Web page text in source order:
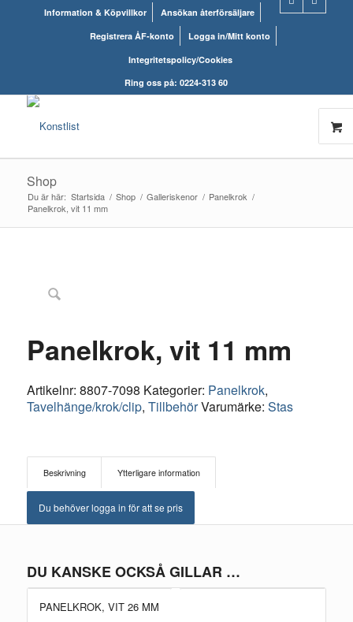
Information & Köpvillkor
Ansökan återförsäljare
Registrera ÅF-konto
Logga in/Mitt konto
Integritetspolicy/Cookies
Ring oss på: 0224-313 60
Shop
Du är här: Startsida / Shop / Galleriskenor / Panelkrok /
Panelkrok, vit 11 mm
Panelkrok, vit 11 mm
Artikelnr: 8807-7098 Kategorier: Panelkrok,
Tavelhänge/krok/clip, TillbehörVarumärke: Stas
Beskrivning Ytterligare information
Du behöver logga in för att se pris
DU KANSKE OCKSÅ GILLAR …
PANELKROK, VIT 26 MM